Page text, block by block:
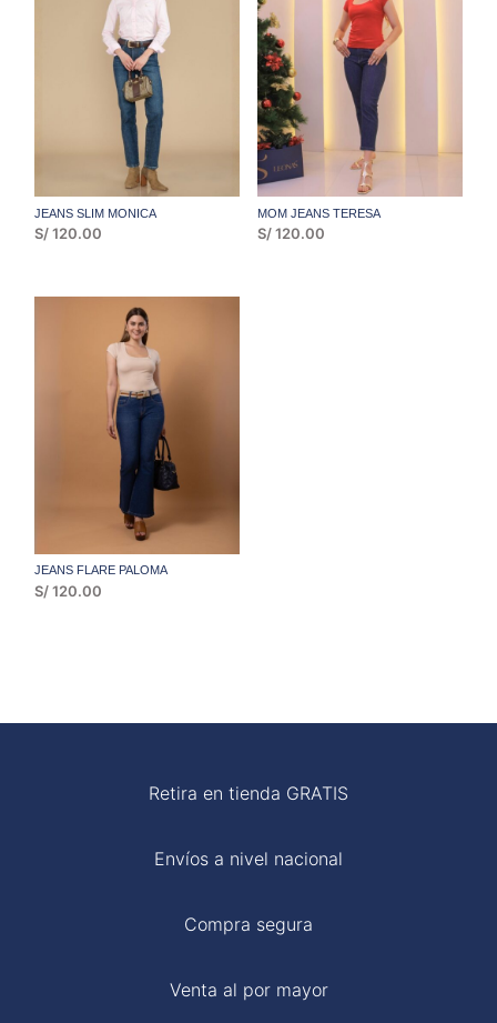
MOM
BLUSAS
POLOS
JEANS SLIM MONICA
S/120.00
MOM JEANS TERESA
S/120.00
JEANS FLARE PALOMA
S/120.00
Retira en tienda GRATIS
Envíos a nivel nacional
Compra segura
Venta al por mayor